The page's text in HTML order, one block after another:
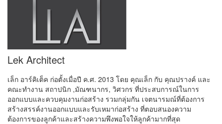
Lek Architect
เล็ก อาร์คิเต็ค ก่อตั้งเมื่อปี ค.ศ. 2013 โดย คุณเล็ก กับ คุณปรางค์ และ
คณะทำงาน สถาปนิก ,มัณฑนากร, วิศวกร ที่ประสบการณ์ในการ
ออกแบบและควบคุมงานก่อสร้าง รวมกลุ่มกัน เจตนารมณ์ที่ต้องการ
สร้างสรรค์งานออกแบบและรับเหมาก่อสร้าง ที่ตอบสนองความ
ต้องการของลูกค้าและสร้างความพึงพอใจให้ลูกค้ามากที่สุด